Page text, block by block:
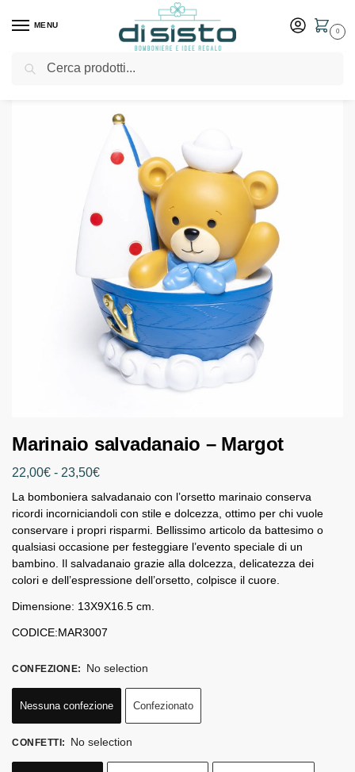
MENU
0
Home Shop Bomboniere
Marinaio salvadanaio – Margot
22,00€ - 23,50€
La bomboniera salvadanaio con l’orsetto marinaio conserva
ricordi incorniciandoli con stile e dolcezza, ottimo per chi vuole
conservare i propri risparmi. Bellissimo articolo da battesimo o
qualsiasi occasione per festeggiare l’evento speciale di un
bambino. Il salvadanaio grazie alla dolcezza, delicatezza dei
colori e dell’espressione dell’orsetto, colpisce il cuore.
Dimensione: 13X9X16.5 cm.
CODICE:MAR3007
CONFEZIONE: No selection
Nessuna confezione Confezionato
CONFETTI: No selection